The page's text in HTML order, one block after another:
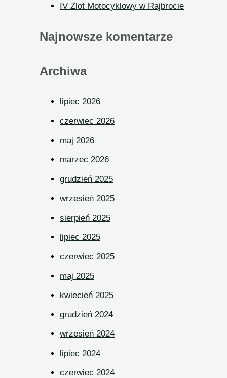
IV Zlot Motocyklowy w Rajbrocie
Najnowsze komentarze
Archiwa
lipiec 2026
czerwiec 2026
maj 2026
marzec 2026
grudzień 2025
wrzesień 2025
sierpień 2025
lipiec 2025
czerwiec 2025
maj 2025
kwiecień 2025
grudzień 2024
wrzesień 2024
lipiec 2024
czerwiec 2024